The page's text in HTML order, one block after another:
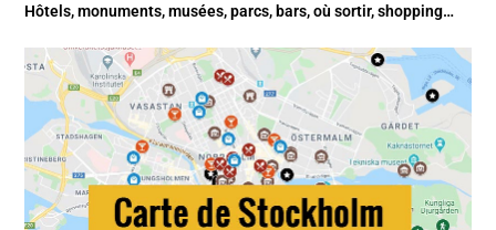
Hôtels, monuments, musées, parcs, bars, où sortir, shopping…